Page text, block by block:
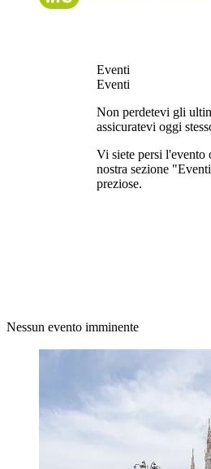
Eventi
Eventi
Non perdetevi gli
assicuratevi oggi
Vi siete persi l'evento
nostra sezione
preziose.
Nessun evento imminente